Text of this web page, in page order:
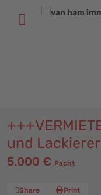
und
5.000 € Pacht
Share Print
Werkstatt Hof